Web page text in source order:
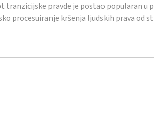
tranzicijske pravde je postao popularan
procesuiranje kršenja ljudskih prava